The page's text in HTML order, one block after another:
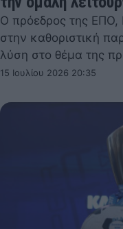
Ο πρόεδρος της
στην καθοριστική
λύση στο θέμα της
15 Ιουλίου 2026 20:35